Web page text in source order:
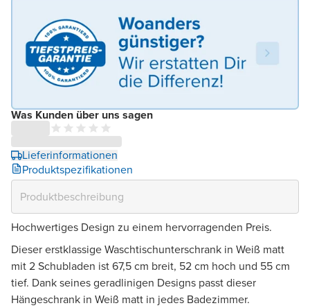
Was Kunden über uns sagen
Lieferinformationen
Produktspezifikationen
Hochwertiges Design zu einem hervorragenden Preis.
Dieser erstklassige Waschtischunterschrank in Weiß matt
mit 2 Schubladen ist 67,5 cm breit, 52 cm hoch und 55 cm
tief. Dank seines geradlinigen Designs passt dieser
Hängeschrank in Weiß matt in jedes Badezimmer.